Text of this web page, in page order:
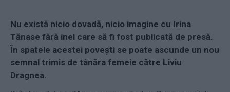
Nu există nicio dovadă, nicio imagine cu Irina
Tănase fără inel care să fi fost publicată de presă.
În spatele acestei povești se poate ascunde un nou
semnal trimis de tânăra femeie către Liviu
Dragnea.